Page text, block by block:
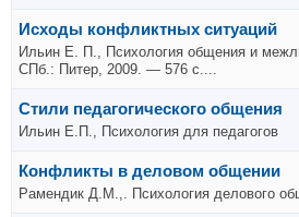
Исходы конфликтных ситуаций
Ильин Е. П., Психология общения и
СПб.: Питер, 2009. — 576 с....
Стили педагогического общения
Ильин Е.П., Психология для педагогов
Конфликты в деловом общении
Рамендик Д.М.,. Психология делового